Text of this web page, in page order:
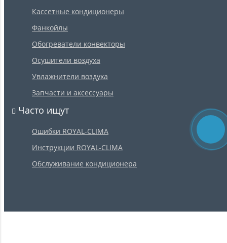
Кассетные кондиционеры
Фанкойлы
Обогреватели конвекторы
Осушители воздуха
Увлажнители воздуха
Запчасти и аксессуары
Часто ищут
Ошибки ROYAL-CLIMA
Инструкции ROYAL-CLIMA
Обслуживание кондиционера